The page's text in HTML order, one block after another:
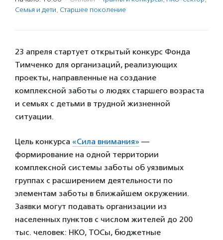
Семья и дети, Старшее поколение
23 апреля стартует открытый конкурс Фонда
Тимченко для организаций, реализующих
проекты, направленные на создание
комплексной заботы о людях старшего возраста
и семьях с детьми в трудной жизненной
ситуации.
Цель конкурса «Сила внимания» —
формирование на одной территории
комплексной системы заботы об уязвимых
группах с расширением деятельности по
элементам заботы в ближайшем окружении.
Заявки могут подавать организации из
населенных пунктов с числом жителей до 200
тыс. человек: НКО, ТОСы, бюджетные